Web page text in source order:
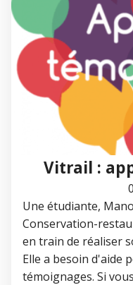
Vitrail :
Une étudiante,
Conservation-
en train de réaliser
Elle a besoin d'aide
témoignages. Si